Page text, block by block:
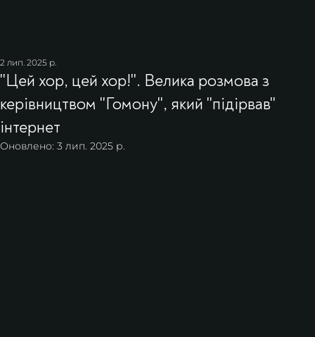
''Цей хор, цей хор!''. Велика розмова з
керівництвом ''Гомону'', який ''підірвав''
інтернет
2 лип. 2025 р.
Оновлено: 3 лип. 2025 р.